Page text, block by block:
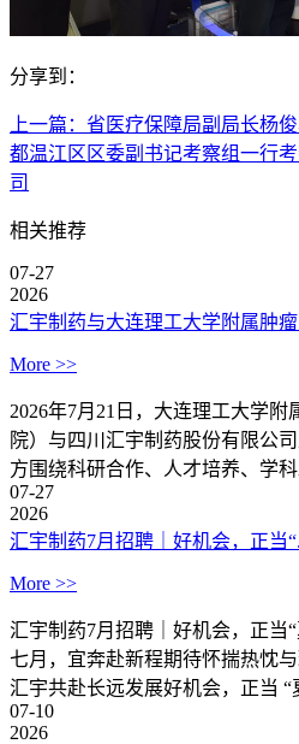
分享到：
上一篇： 省医疗保障局副局长杨
都温江区区委副书记考察组一行
司
相关推荐
07-27
2026
汇宇制药与大连理工大学附属肿
More >>
2026年7月21日，大连理工大学
院）与四川汇宇制药股份有限公
方围绕科研合作、人才培养、学
07-27
2026
汇宇制药7月招聘｜好机会，正当
More >>
汇宇制药7月招聘｜好机会，正当
七月，宜奔赴新程期待怀揣热忱
汇宇共赴长远发展好机会，正当 “
07-10
2026